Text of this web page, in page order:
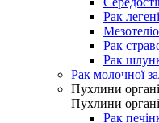
Рак
Рак
Рак
Рак молочної
Пухлини
Пухлини
Рак